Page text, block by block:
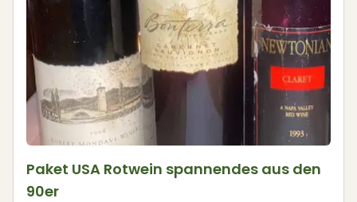
Paket USA Rotwein spannendes aus den
90er